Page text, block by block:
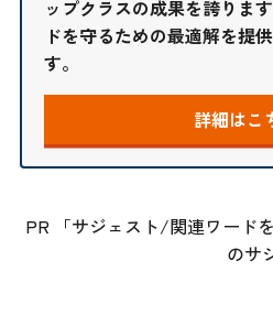
ップクラスの成果を誇りま
ドを守るための最適解を提
す。
詳細はこ
PR 「サジェスト/関連ワード
のサ